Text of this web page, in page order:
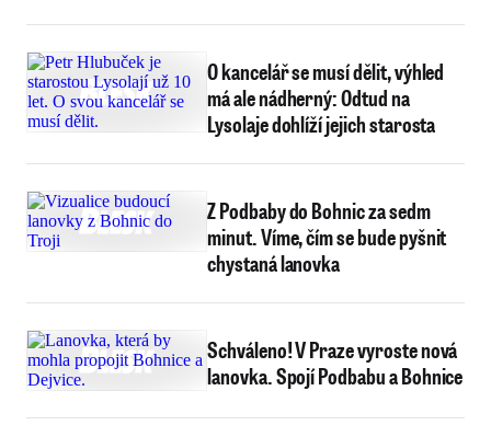
O kancelář se musí dělit, výhled
má ale nádherný: Odtud na
Lysolaje dohlíží jejich starosta
Z Podbaby do Bohnic za sedm
minut. Víme, čím se bude pyšnit
chystaná lanovka
Schváleno! V Praze vyroste nová
lanovka. Spojí Podbabu a Bohnice